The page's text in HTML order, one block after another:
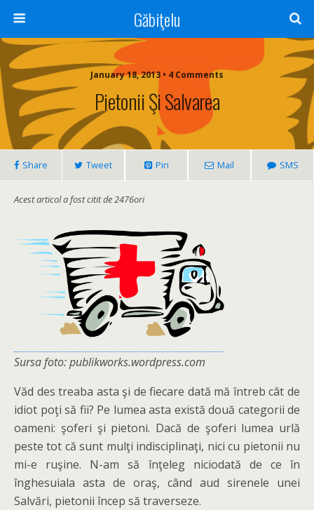
Găbiţelu
January 18, 2013 • 4 Comments
Pietonii Şi Salvarea
Share Tweet Pin Mail SMS
Acest articol a fost citit de 2476ori
Sursa foto: publikworks.wordpress.com
Văd des treaba asta şi de fiecare dată mă întreb cât de
idiot poţi să fii? Pe lumea asta există două categorii de
oameni: şoferi şi pietoni. Dacă de şoferi lumea urlă
peste tot că sunt mulţi indisciplinaţi, nici cu pietonii nu
mi-e ruşine. N-am să înţeleg niciodată de ce în
înghesuiala asta de oraş, când aud sirenele unei
Salvări, pietonii încep să traverseze.